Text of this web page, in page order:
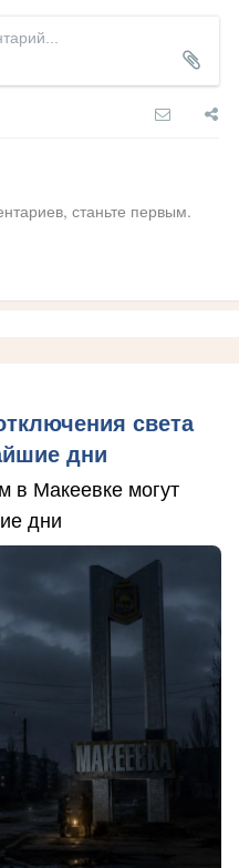
станьте первым.
света
дни
в Макеевке могут
дни